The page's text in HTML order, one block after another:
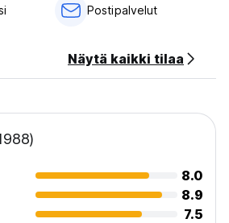
lukuvalot, ilmastointi, ylisuuret
sänkyhyllyt, pyyhetelineet, suuret
kuuluu;
ilmainen suihkugeeli, shampoo
vesi, kupit, kahvi ja tee.
sadesuihku, ilmainen
hoitoaine, itsepalvelupesula, suuret
Postipalvelut
Näytä kaikki tilaa
8.0
8.9
7.5